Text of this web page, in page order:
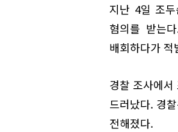
지난 4일 조
혐의를 받는
배회하다가 적
경찰 조사에
드러났다. 경
전해졌다.